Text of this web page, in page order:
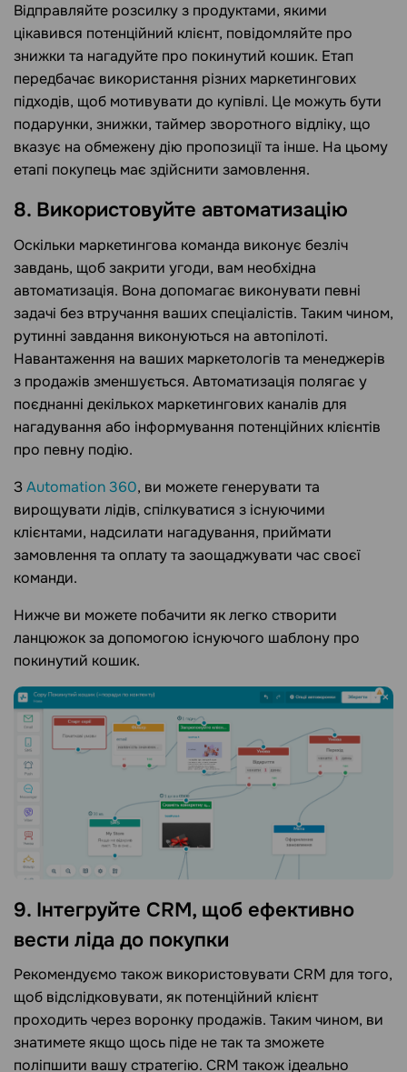
Відправляйте розсилку з продуктами, якими
цікавився потенційний клієнт, повідомляйте про
знижки та нагадуйте про покинутий кошик. Етап
передбачає використання різних маркетингових
підходів, щоб мотивувати до купівлі. Це можуть бути
подарунки, знижки, таймер зворотного відліку, що
вказує на обмежену дію пропозиції та інше. На цьому
етапі покупець має здійснити замовлення.
8. Використовуйте автоматизацію
Оскільки маркетингова команда виконує безліч
завдань, щоб закрити угоди, вам необхідна
автоматизація. Вона допомагає виконувати певні
задачі без втручання ваших спеціалістів. Таким чином,
рутинні завдання виконуються на автопілоті.
Навантаження на ваших маркетологів та менеджерів
з продажів зменшується. Автоматизація полягає у
поєднанні декількох маркетингових каналів для
нагадування або інформування потенційних клієнтів
про певну подію.
ЗAutomation 360, ви можете генерувати та
вирощувати лідів, спілкуватися з існуючими
клієнтами, надсилати нагадування, приймати
замовлення та оплату та заощаджувати час своєї
команди.
Нижче ви можете побачити як легко створити
ланцюжок за допомогою існуючого шаблону про
покинутий кошик.
9. Інтегруйте CRM, щоб ефективно
вести ліда до покупки
Рекомендуємо також використовувати CRM для того,
щоб відслідковувати, як потенційний клієнт
проходить через воронку продажів. Таким чином, ви
знатимете якщо щось піде не так та зможете
поліпшити вашу стратегію. CRM також ідеально